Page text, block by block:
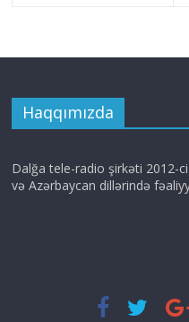
Haqqımızda
Dalğa tele-radio şirkəti 2012-
və Azərbaycan dillərində